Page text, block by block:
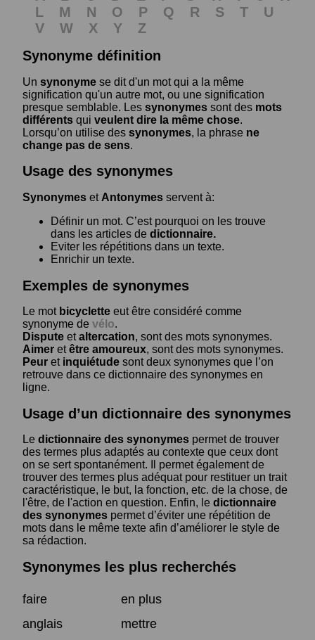
L
M N O P Q R S T
U
V
W X Y
Z
Synonyme définition
Un synonyme se dit d'un mot qui a la même
signification qu'un autre mot, ou une signification
presque semblable. Les synonymes sont des mots
différents qui veulent dire la même chose.
Lorsqu’on utilise des synonymes, la phrase ne
change pas de sens.
Usage des synonymes
Synonymes et Antonymes servent à:
Définir un mot. C’est pourquoi on les trouve
dans les articles de dictionnaire.
Eviter les répétitions dans un texte.
Enrichir un texte.
Exemples de synonymes
Le mot bicyclette eut être considéré comme
synonyme de vélo.
Dispute etaltercation, sont des mots synonymes.
Aimer etêtre amoureux, sont des mots synonymes.
Peur et inquiétude sont deux synonymes que l’on
retrouve dans ce dictionnaire des synonymes en
ligne.
Usage d’un dictionnaire des synonymes
Le dictionnaire des synonymes permet de trouver
des termes plus adaptés au contexte que ceux dont
on se sert spontanément. Il permet également de
trouver des termes plus adéquat pour restituer un trait
caractéristique, le but, la fonction, etc. de la chose, de
l'être, de l'action en question. Enfin, le dictionnaire
des synonymes permet d’éviter une répétition de
mots dans le même texte afin d’améliorer le style de
sa rédaction.
Synonymes les plus recherchés
faire
en plus
anglais
mettre